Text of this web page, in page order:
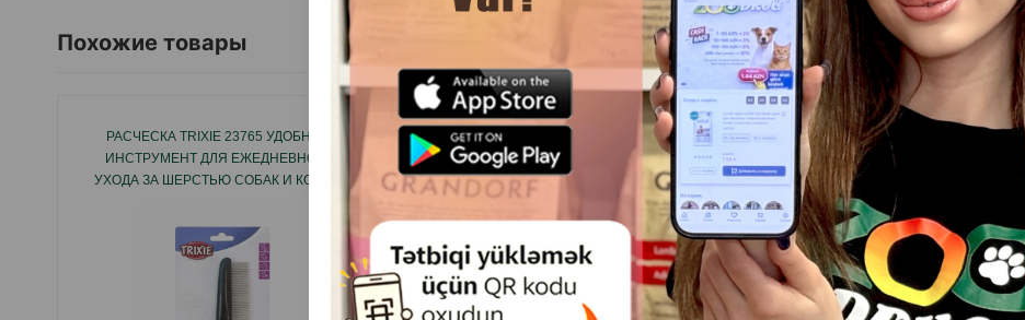
Страна производитель: Китай.
Похожие товары Смотреть
РАСЧЕСКА TRIXIE 23765 УДОБНЫЙ
ИНСТРУМЕНТ ДЛЯ ЕЖЕДНЕВНОГО
УХОДА ЗА ШЕРСТЬЮ СОБАК И КОШЕК.
РАСЧЕСКА-ГРЕБЕНЬ FERPLAST -
УДОБНЫЙ АКСЕССУАР ДЛЯ УХОДА ЗА
ШЕРСТЬЮ КОШЕК И СОБАК, ПОМОГАЕТ
ВЫЧЕСЫВАТЬ БЛОХ, МЕЛКИЕ
ЗАГРЯЗНЕНИЯ И ЛИШНЮЮ ШЕРСТЬ
#5836.
ЩЁТКА ДЛЯ ВЫЧЁСЫВАНИЯ
PETKIT-ЭФФЕКТИВНЫЙ
ДЛЯ УХОДА ЗА КОШКАМИ И
ЛЮБЫМ ТИПОМ ШЕРСТИ.